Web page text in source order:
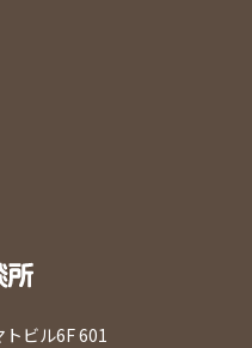
ビル6F 601